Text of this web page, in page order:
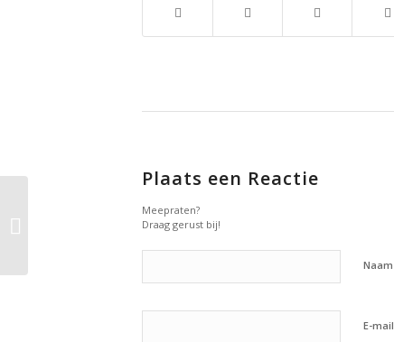
Plaats een Reactie
Meepraten?
Draag gerust bij!
Naam
E-mail